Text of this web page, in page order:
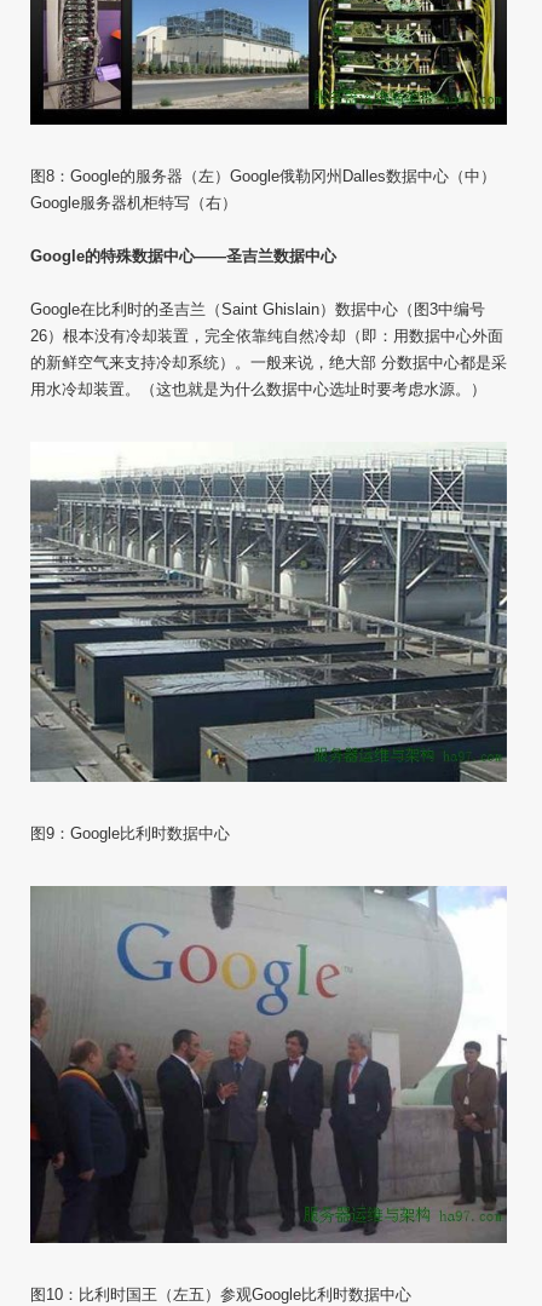
图8：Google的服务器（左）Google俄勒冈州Dalles数据中心（中）
Google服务器机柜特写（右）
Google的特殊数据中心——圣吉兰数据中心
Google在比利时的圣吉兰（Saint Ghislain）数据中心（图3中编号
26）根本没有冷却装置，完全依靠纯自然冷却（即：用数据中心外面
的新鲜空气来支持冷却系统）。一般来说，绝大部 分数据中心都是采
用水冷却装置。（这也就是为什么数据中心选址时要考虑水源。）
图9：Google比利时数据中心
图10：比利时国王（左五）参观Google比利时数据中心